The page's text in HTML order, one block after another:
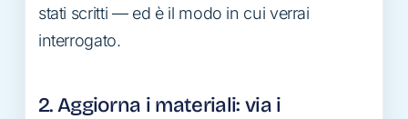
stati scritti — ed è il modo in cui verrai
interrogato.
2. Aggiorna i materiali: via i